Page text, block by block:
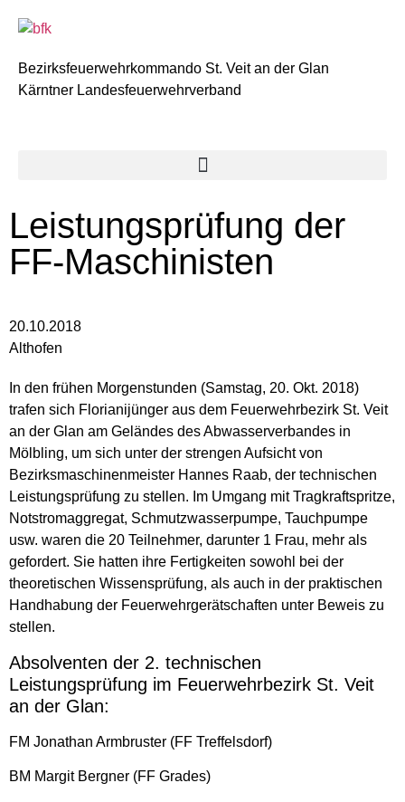
Bezirksfeuerwehrkommando St. Veit an der Glan
Kärntner Landesfeuerwehrverband
Leistungsprüfung der
FF-Maschinisten
20.10.2018
Althofen
In den frühen Morgenstunden (Samstag, 20. Okt. 2018)
trafen sich Florianijünger aus dem Feuerwehrbezirk St. Veit
an der Glan am Geländes des Abwasserverbandes in
Mölbling, um sich unter der strengen Aufsicht von
Bezirksmaschinenmeister Hannes Raab, der technischen
Leistungsprüfung zu stellen. Im Umgang mit Tragkraftspritze,
Notstromaggregat, Schmutzwasserpumpe, Tauchpumpe
usw. waren die 20 Teilnehmer, darunter 1 Frau, mehr als
gefordert. Sie hatten ihre Fertigkeiten sowohl bei der
theoretischen Wissensprüfung, als auch in der praktischen
Handhabung der Feuerwehrgerätschaften unter Beweis zu
stellen.
Absolventen der 2. technischen
Leistungsprüfung im Feuerwehrbezirk St. Veit
an der Glan:
FM Jonathan Armbruster (FF Treffelsdorf)
BM Margit Bergner (FF Grades)